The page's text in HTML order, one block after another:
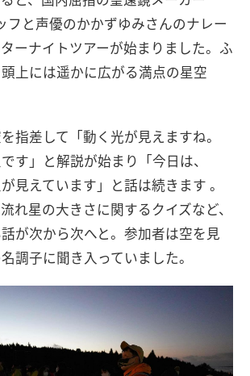
フと声優のかかずゆみさんのナレー
ーナイトツアーが始まりました。ふ
上には遥かに広がる満点の星空
指差して「動く光が見えますね。
す」と解説が始まり「今日は、
見えています」と話は続きます 。
れ星の大きさに関するクイズなど、
が次から次へと。参加者は空を見
調子に聞き入っていました。